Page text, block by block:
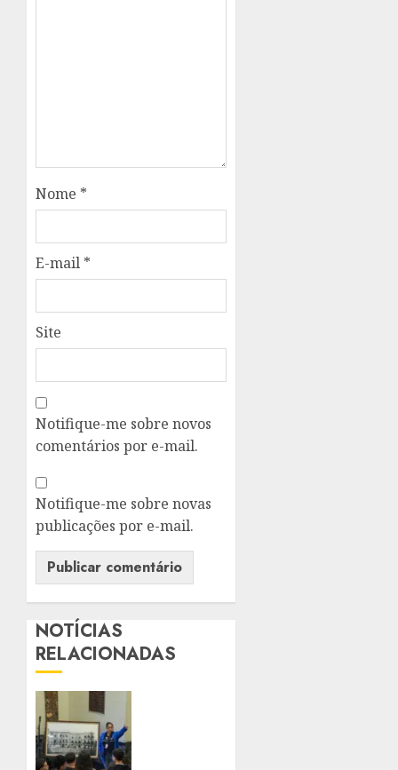
Nome *
E-mail *
Site
Notifique-me sobre novos
comentários por e-mail.
Notifique-me sobre novas
publicações por e-mail.
NOTÍCIAS
RELACIONADAS